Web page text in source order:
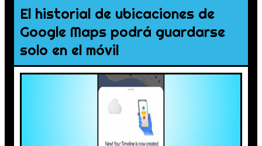
El historial de ubicaciones de
Google Maps podrá guardarse
solo en el móvil